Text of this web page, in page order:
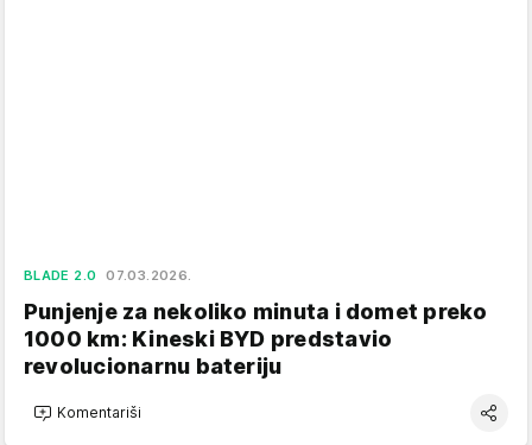
BLADE 2.0 07.03.2026.
Punjenje za nekoliko minuta i domet preko
1000 km: Kineski BYD predstavio
revolucionarnu bateriju
Komentariši